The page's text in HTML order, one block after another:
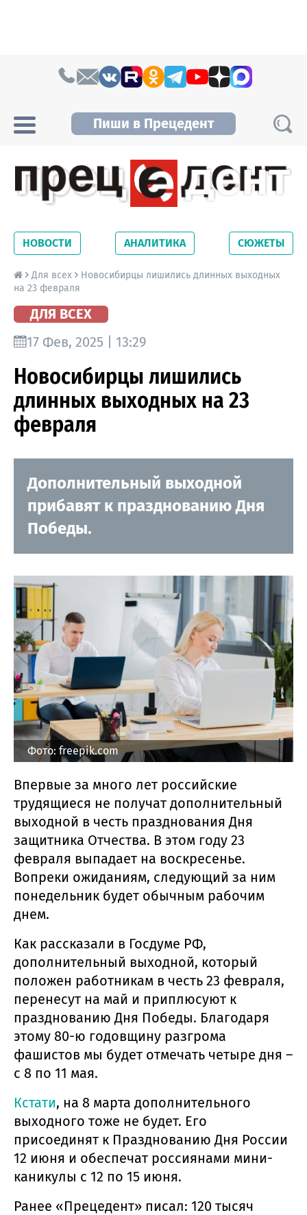
Пиши в Прецедент
Новосибирской области. Читайте свежие
новости на сайте сетевого издания
Precedent.
НОВОСТИ АНАЛИТИКА СЮЖЕТЫ
Для всех
Новосибирцы лишились длинных выходных
на 23 февраля
ДЛЯ ВСЕХ
17 Фев, 2025 | 13:29
Новосибирцы лишились
длинных выходных на 23
февраля
Дополнительный выходной
прибавят к празднованию Дня
Победы.
Фото: freepik.com
Впервые за много лет российские
трудящиеся не получат дополнительный
выходной в честь празднования Дня
защитника Отчества. В этом году 23
февраля выпадает на воскресенье.
Вопреки ожиданиям, следующий за ним
понедельник будет обычным рабочим
днем.
Как рассказали в Госдуме РФ,
дополнительный выходной, который
положен работникам в честь 23 февраля,
перенесут на май и приплюсуют к
празднованию Дня Победы. Благодаря
этому 80-ю годовщину разгрома
фашистов мы будет отмечать четыре дня –
с 8 по 11 мая.
Кстати, на 8 марта дополнительного
выходного тоже не будет. Его
присоединят к Празднованию Дня России
12 июня и обеспечат россиянами мини-
каникулы с 12 по 15 июня.
Ранее «Прецедент» писал: 120 тысяч